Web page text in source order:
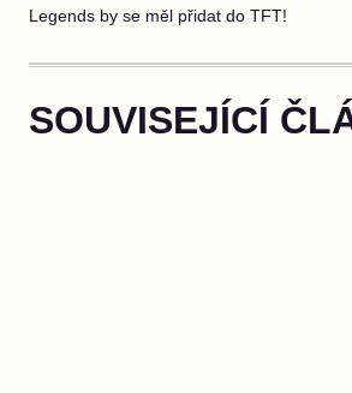
Legends by se měl přidat do TFT!
SOUVISEJÍCÍ